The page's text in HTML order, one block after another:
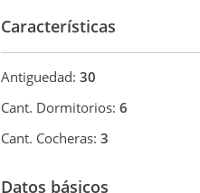
Características
Antiguedad: 30
Cant. Dormitorios: 6
Cant. Cocheras: 3
Datos básicos